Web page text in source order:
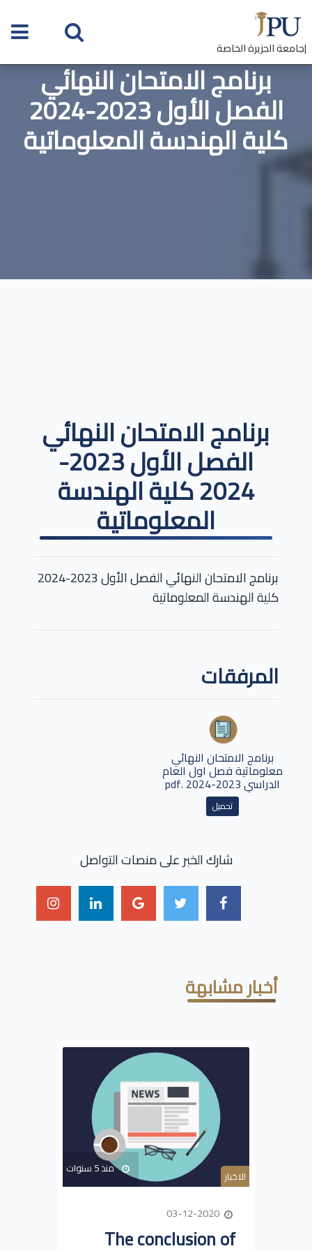
|جامعة الجزيرة الخاصة
برنامج الامتحان النهائي
الفصل الأول 2023-2024
كلية الهندسة المعلوماتية
برنامج الامتحان النهائي
الفصل الأول 2023-
2024 كلية الهندسة
المعلوماتية
برنامج الامتحان النهائي الفصل الأول 2023-2024
كلية الهندسة المعلوماتية
المرفقات
برنامج الامتحان النهائي
معلوماتية فصل اول العام
الدراسي 2023-2024 .pdf
تحميل
شارك الخبر على منصات التواصل
أخبار مشابهة
الاخبار منذ 5 سنوات
The conclusion of